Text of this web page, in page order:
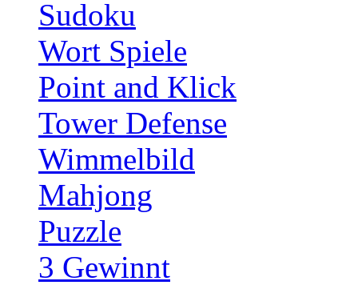
Sudoku
Wort Spiele
Point and Klick
Tower Defense
Wimmelbild
Mahjong
Puzzle
3 Gewinnt